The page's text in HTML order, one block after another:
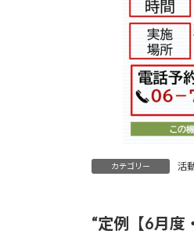
カテゴリー 活
“定例【6月度